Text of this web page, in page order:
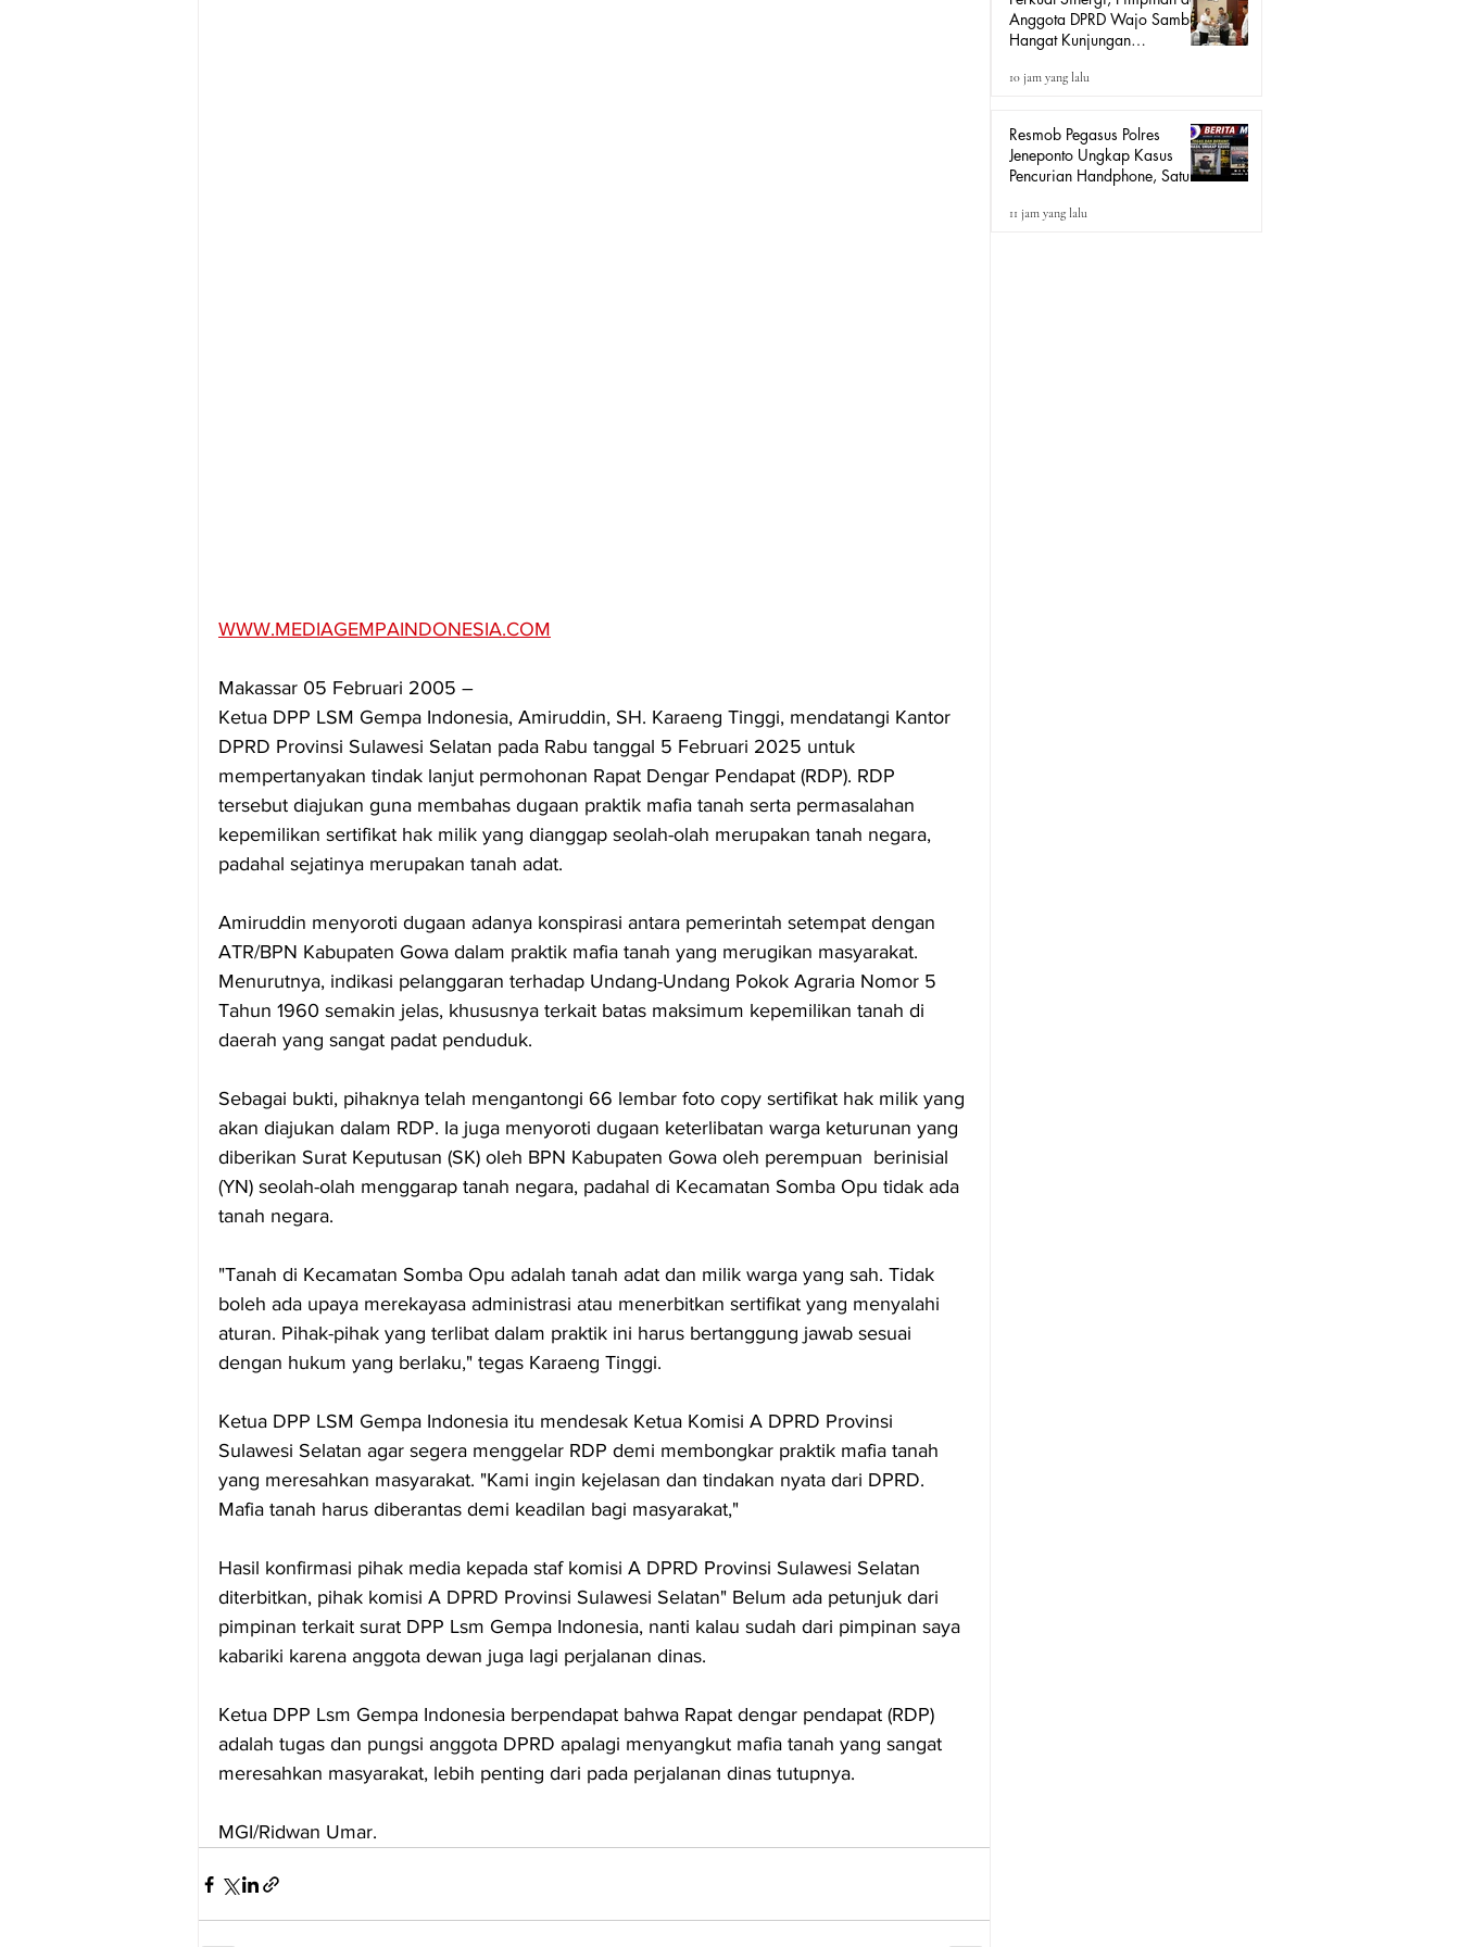
WWW.MEDIAGEMPAINDONESIA.COM
Makassar 05 Februari 2005 –
Ketua DPP LSM Gempa Indonesia, Amiruddin, SH. Karaeng Tinggi, mendatangi Kantor
DPRD Provinsi Sulawesi Selatan pada Rabu tanggal 5 Februari 2025 untuk
mempertanyakan tindak lanjut permohonan Rapat Dengar Pendapat (RDP). RDP
tersebut diajukan guna membahas dugaan praktik mafia tanah serta permasalahan
kepemilikan sertifikat hak milik yang dianggap seolah-olah merupakan tanah negara,
padahal sejatinya merupakan tanah adat.
Amiruddin menyoroti dugaan adanya konspirasi antara pemerintah setempat dengan
ATR/BPN Kabupaten Gowa dalam praktik mafia tanah yang merugikan masyarakat.
Menurutnya, indikasi pelanggaran terhadap Undang-Undang Pokok Agraria Nomor 5
Tahun 1960 semakin jelas, khususnya terkait batas maksimum kepemilikan tanah di
daerah yang sangat padat penduduk.
Sebagai bukti, pihaknya telah mengantongi 66 lembar foto copy sertifikat hak milik yang
akan diajukan dalam RDP. Ia juga menyoroti dugaan keterlibatan warga keturunan yang
diberikan Surat Keputusan (SK) oleh BPN Kabupaten Gowa oleh perempuan  berinisial
(YN) seolah-olah menggarap tanah negara, padahal di Kecamatan Somba Opu tidak ada
tanah negara.
"Tanah di Kecamatan Somba Opu adalah tanah adat dan milik warga yang sah. Tidak
boleh ada upaya merekayasa administrasi atau menerbitkan sertifikat yang menyalahi
aturan. Pihak-pihak yang terlibat dalam praktik ini harus bertanggung jawab sesuai
dengan hukum yang berlaku," tegas Karaeng Tinggi.
Ketua DPP LSM Gempa Indonesia itu mendesak Ketua Komisi A DPRD Provinsi
Sulawesi Selatan agar segera menggelar RDP demi membongkar praktik mafia tanah
yang meresahkan masyarakat. "Kami ingin kejelasan dan tindakan nyata dari DPRD.
Mafia tanah harus diberantas demi keadilan bagi masyarakat,"
Hasil konfirmasi pihak media kepada staf komisi A DPRD Provinsi Sulawesi Selatan
diterbitkan, pihak komisi A DPRD Provinsi Sulawesi Selatan" Belum ada petunjuk dari
pimpinan terkait surat DPP Lsm Gempa Indonesia, nanti kalau sudah dari pimpinan saya
kabariki karena anggota dewan juga lagi perjalanan dinas.
Ketua DPP Lsm Gempa Indonesia berpendapat bahwa Rapat dengar pendapat (RDP)
adalah tugas dan pungsi anggota DPRD apalagi menyangkut mafia tanah yang sangat
meresahkan masyarakat, lebih penting dari pada perjalanan dinas tutupnya.
MGI/Ridwan Umar.
Anggota DPRD Wajo Sambut
Hangat Kunjungan
yang Baru
10 jam yang lalu
Resmob Pegasus Polres
Jeneponto Ungkap Kasus
Pencurian Handphone, Satu
11 jam yang lalu